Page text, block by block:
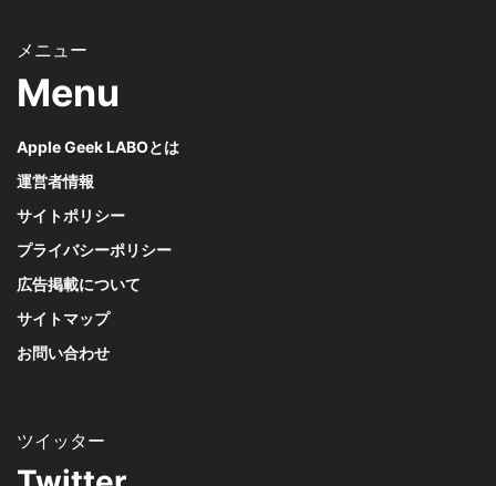
Menu
Apple Geek LABOとは
運営者情報
サイトポリシー
プライバシーポリシー
広告掲載について
サイトマップ
お問い合わせ